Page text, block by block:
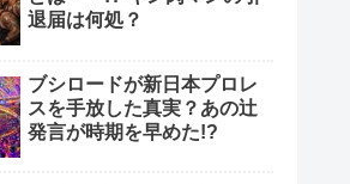
退届は何処？
ブシロードが新日本プロレ
スを手放した真実？あの辻
発言が時期を早めた!?